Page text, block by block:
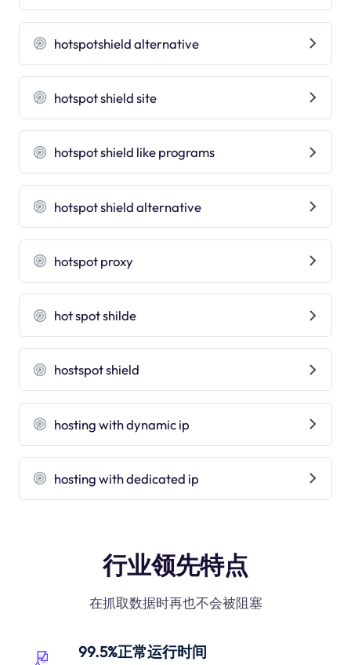
hotspotshield alternative
hotspot shield site
hotspot shield like programs
hotspot shield alternative
hotspot proxy
hot spot shilde
hostspot shield
hosting with dynamic ip
hosting with dedicated ip
行业领先特点
在抓取数据时再也不会被阻塞
99.5%正常运行时间